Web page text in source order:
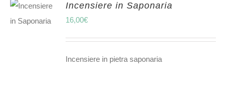
AL
Incensiere in Saponaria
16,00€
Incensiere in pietra saponaria